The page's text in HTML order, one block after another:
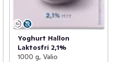
Yoghurt Hallon
Laktosfri 2,1%
1000 g, Valio